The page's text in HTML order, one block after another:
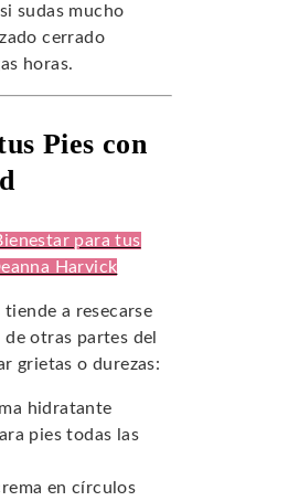
sudas mucho
cerrado
horas.
Pies con
para tus
Harvick
tiende a resecarse
otras partes del
grietas o durezas:
hidratante
pies todas las
en círculos